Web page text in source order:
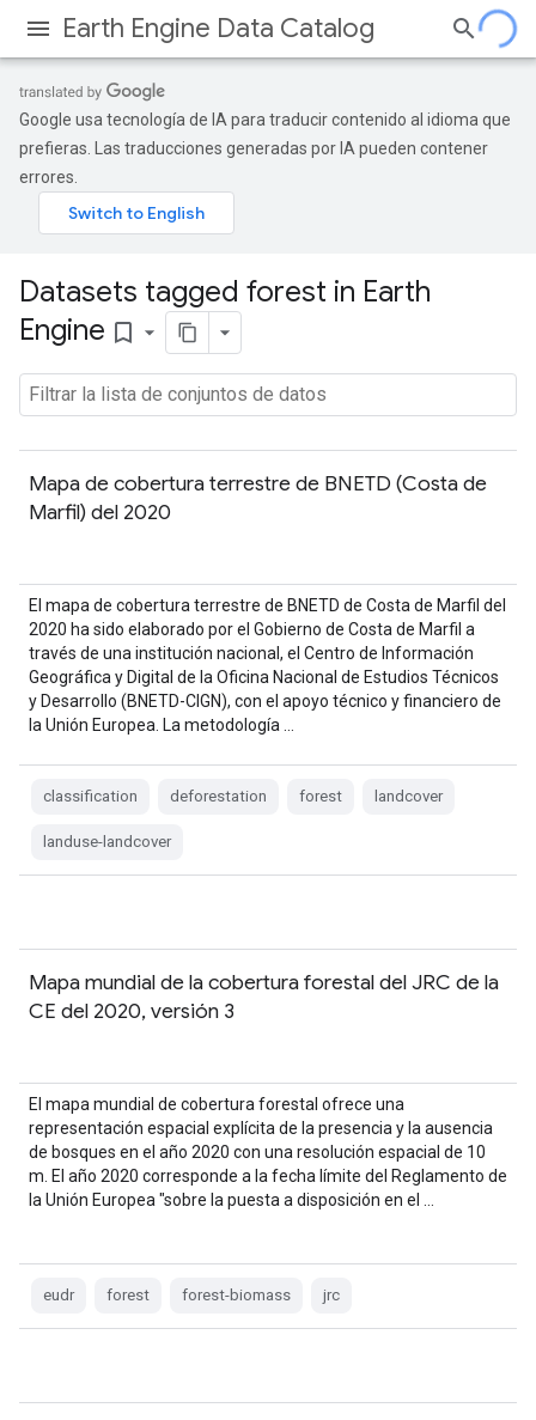
Earth Engine Data Catalog
Google usa tecnología de IA para traducir contenido al idioma que
prefieras. Las traducciones generadas por IA pueden contener
errores.
Datasets tagged forest in Earth
Engine bookmark_border
Mapa de cobertura terrestre de BNETD (Costa de
Marfil) del 2020
El mapa de cobertura terrestre de BNETD de Costa de Marfil del
2020 ha sido elaborado por el Gobierno de Costa de Marfil a
través de una institución nacional, el Centro de Información
Geográfica y Digital de la Oficina Nacional de Estudios Técnicos
y Desarrollo (BNETD-CIGN), con el apoyo técnico y financiero de
la Unión Europea. La metodología …
classification deforestation forest landcover
landuse-landcover
Mapa mundial de la cobertura forestal del JRC de la
CE del 2020, versión 3
El mapa mundial de cobertura forestal ofrece una
representación espacial explícita de la presencia y la ausencia
de bosques en el año 2020 con una resolución espacial de 10
m. El año 2020 corresponde a la fecha límite del Reglamento de
la Unión Europea "sobre la puesta a disposición en el …
eudr forest forest-biomass jrc